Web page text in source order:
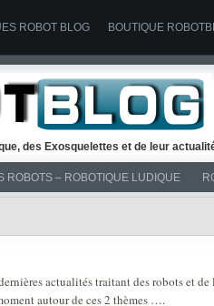
ROBOT BLOG BOUTIQUE
des Exosquelettes et de leur
ROBOTS – ROBOTIQUE LUDIQUE
actualités traitant des robots et
autour de ces 2 thèmes ….